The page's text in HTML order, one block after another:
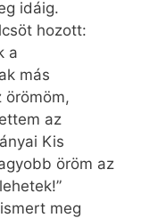
idáig.
hozott:
a
más
örömöm,
az
Kis
öröm az
meg